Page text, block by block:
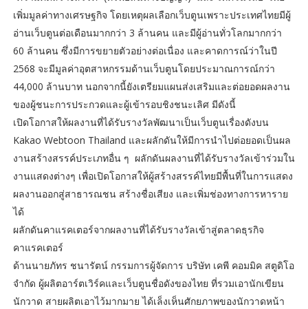
เพิ่มมูลค่าทางเศรษฐกิจ โดยเหตุผลเลือกเว็บตูนเพราะประเทศไทยมีผู้
อ่านเว็บตูนต่อเดือนมากกว่า 3 ล้านคน และมีผู้อ่านทั่วโลกมากกว่า
60 ล้านคน ซึ่งมีการขยายตัวอย่างต่อเนื่อง และคาดการณ์ว่าในปี
2568 จะมีมูลค่าอุตสาหกรรมด้านเว็บตูนโดยประมาณการณ์กว่า
44,000 ล้านบาท นอกจากนี้ยังเตรียมแผนส่งเสริมและต่อยอดผลงาน
ของผู้ชนะการประกวดและผู้เข้ารอบชิงชนะเลิศ มีดังนี้
เปิดโอกาสให้ผลงานที่ได้รับรางวัลพัฒนาเป็นเว็บตูนเรื่องดังบน
Kakao Webtoon Thailand และผลักดันให้มีการนำไปต่อยอดเป็นผล
งานสร้างสรรค์ประเภทอื่น ๆ ผลักดันผลงานที่ได้รับรางวัลเข้าร่วมใน
งานแสดงต่างๆ เพื่อเปิดโอกาสให้ผู้สร้างสรรค์ไทยมีพื้นที่ในการแสดง
ผลงานออกสู่สาธารณชน สร้างชื่อเสียง และเพิ่มช่องทางการหาราย
ได้
ผลักดันคาแรคเตอร์จากผลงานที่ได้รับรางวัลเข้าสู่ตลาดธุรกิจ
คาแรคเตอร์
ด้านนายภัทร ชนารัตน์ กรรมการผู้จัดการ บริษัท เคพี คอมมิค สตูดิโอ
จำกัด ผู้ผลิตอาร์ตเวิร์คและเว็บตูนชื่อดังของไทย ที่รวมเอานักเขียน
นักวาด สายผลิตเอาไว้มากมาย ได้เล็งเห็นศักยภาพของนักวาดหน้า